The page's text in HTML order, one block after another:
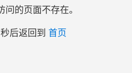
问的页面不存在。
后返回到 首页